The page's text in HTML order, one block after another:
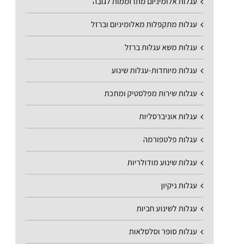
עגלות מתקפלות מאלומיניום וברזל
עגלות משא עגלות ברזל
עגלות מיוחדות-עגלות שינוע
עגלות שירות מפלסטיק ומתכת
עגלות אוניברסליות
עגלות פלטפורמה
עגלות שינוע מודולריות
עגלות ניקיון
עגלות לשינוע חביות
עגלות סופר וסלסלאות